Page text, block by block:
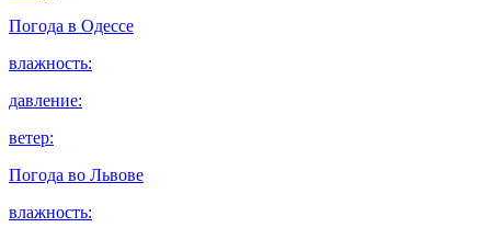
Погода в Одессе
влажность:
давление:
ветер:
Погода во Львове
влажность: